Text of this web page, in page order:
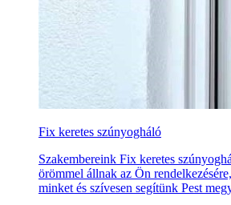
Fix keretes szúnyogháló
Szakembereink Fix keretes
örömmel állnak az Ön
minket és szívesen segítünk Pest